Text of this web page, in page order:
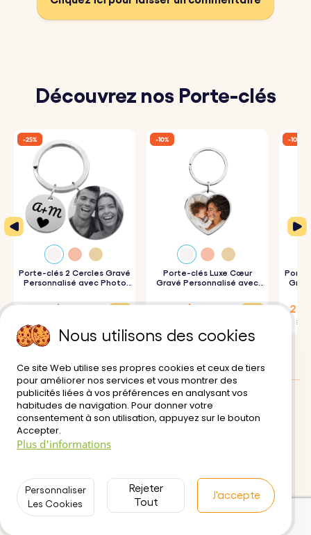
Découvrez nos Porte-clés
Porte-clés 2 Cercles Gravé
Personnalisé avec Photo
28,13 $
-25%
Porte-clés Luxe Cœur
Gravé Personnalisé avec
27,81 $
-10% -10%
Livraison
Politique de Confidentialité
Contactez-nous
Avis des clients: 0/5
Nous utilisons des cookies
Ce site Web utilise ses propres cookies et ceux de tiers
pour améliorer nos services et vous montrer des
publicités liées à vos préférences en analysant vos
habitudes de navigation. Pour donner votre
consentement à son utilisation, appuyez sur le bouton
Accepter.
Plus d'informations
Personnaliser
Les Cookies
Rejeter
Tout
J'accepte